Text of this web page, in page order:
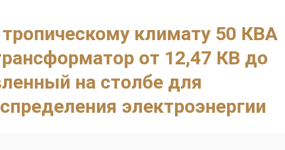
климату 50 КВА
от 12,47 КВ до
на столбе для
электроэнергии